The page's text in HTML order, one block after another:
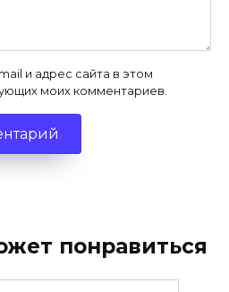
и адрес сайта в этом
моих комментариев.
понравиться